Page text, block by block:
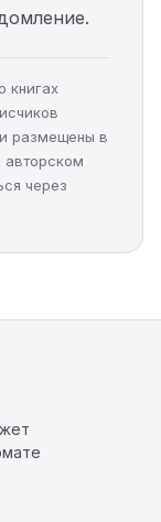
книгах
размещены в
авторском
через